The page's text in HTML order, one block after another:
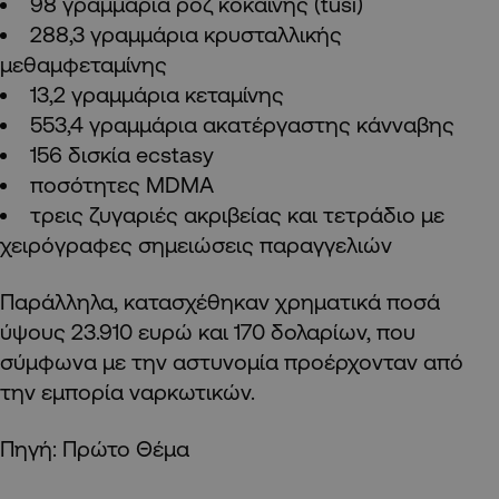
288,3 γραμμάρια κρυσταλλικής
μεθαμφεταμίνης
13,2 γραμμάρια κεταμίνης
553,4 γραμμάρια ακατέργαστης κάνναβης
156 δισκία ecstasy
ποσότητες MDMA
τρεις ζυγαριές ακριβείας και τετράδιο με
χειρόγραφες σημειώσεις παραγγελιών
Παράλληλα, κατασχέθηκαν χρηματικά ποσά
ύψους 23.910 ευρώ και 170 δολαρίων, που
σύμφωνα με την αστυνομία προέρχονταν από
την εμπορία ναρκωτικών.
Πηγή: Πρώτο Θέμα